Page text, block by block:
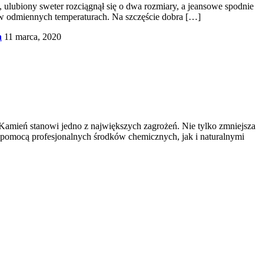
sweter rozciągnął się o dwa rozmiary, a jeansowe spodnie
odmiennych temperaturach. Na szczęście dobra […]
11 marca, 2020
stanowi jedno z największych zagrożeń. Nie tylko zmniejsza
profesjonalnych środków chemicznych, jak i naturalnymi